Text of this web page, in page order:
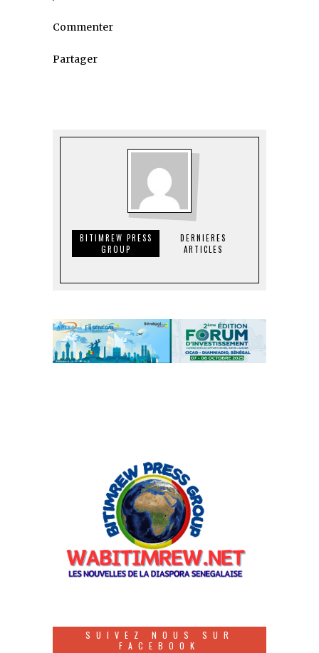
Commenter
Partager
BITIMREW PRESS
GROUP
DERNIERES
ARTICLES
SUIVEZ NOUS SUR
FACEBOOK